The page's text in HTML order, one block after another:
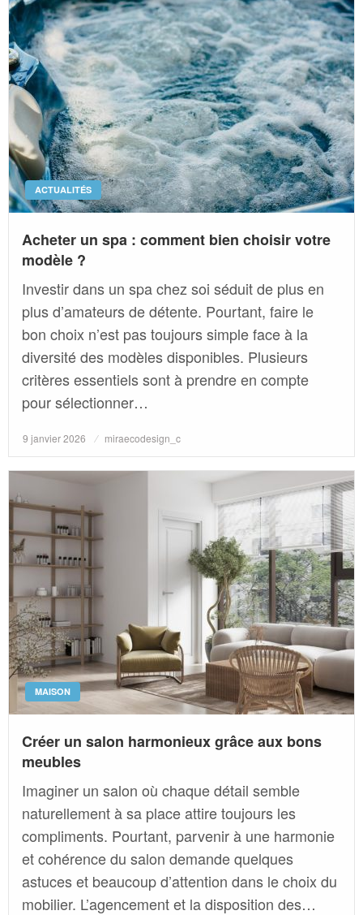
ACTUALITÉS
Acheter un spa : comment bien choisir votre
modèle ?
Investir dans un spa chez soi séduit de plus en
plus d’amateurs de détente. Pourtant, faire le
bon choix n’est pas toujours simple face à la
diversité des modèles disponibles. Plusieurs
critères essentiels sont à prendre en compte
pour sélectionner…
Posted
on
9 janvier 2026 miraecodesign_c
MAISON
Créer un salon harmonieux grâce aux bons
meubles
Imaginer un salon où chaque détail semble
naturellement à sa place attire toujours les
compliments. Pourtant, parvenir à une harmonie
et cohérence du salon demande quelques
astuces et beaucoup d’attention dans le choix du
mobilier. L’agencement et la disposition des…